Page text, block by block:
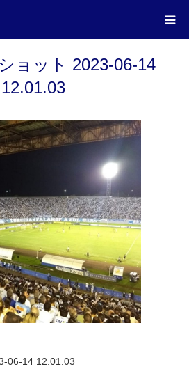
ョット 2023-06-14
12.01.03
06-14 12.01.03